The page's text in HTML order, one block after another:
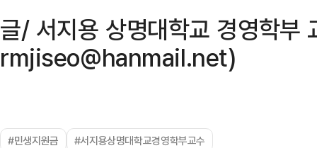
글/ 서지용 상명대학교 경영학
rmjiseo@hanmail.net)
#민생지원금 #서지용상명대학교경영학부교수